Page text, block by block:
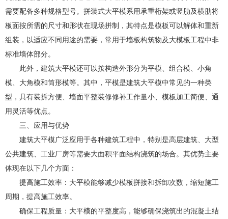
需要配备多种规格型号。拼装式大平模系用承重桁架或竖肋及横肋将
板面按所需的尺寸和形状在现场拼制，其特点是模板可以解体和重新
组装，以适应不同用途的需要，常用于墙板构筑物及大模板工程中非
标准墙体部分。
此外，建筑大平模还可以按构造外形分为平模、组合模、小角
模、大角模和筒形模等。其中，平模是建筑大平模中常见的一种类
型，具有装拆方便、墙面平整装修修补工作量小、模板加工简便、通
用灵活等优点。
三、应用与优势
建筑大平模广泛应用于各种建筑工程中，特别是高层建筑、大型
公共建筑、工业厂房等需要大面积平面结构浇筑的场合。其优势主要
体现在以下几个方面：
提高施工效率：大平模能够减少模板拼接和拆卸次数，缩短施工
周期，提高施工效率。
确保工程质量：大平模的平整度高，能够确保浇筑出的混凝土结